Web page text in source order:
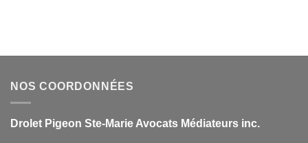
NOS COORDONNÉES
Drolet Pigeon Ste-Marie Avocats Médiateurs inc.